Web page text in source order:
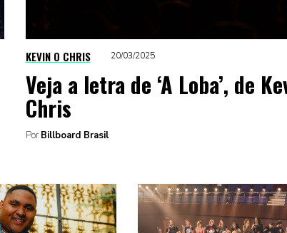
KEVIN O CHRIS 20/03/2025
Veja a letra de ‘A Loba’, de
Chris
Por Billboard Brasil